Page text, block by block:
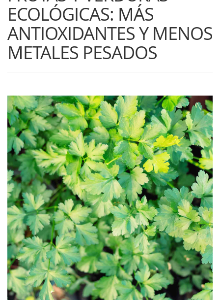
ECOLÓGICAS: MÁS
ANTIOXIDANTES Y MENOS
METALES PESADOS